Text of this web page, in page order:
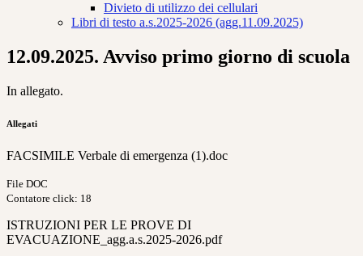
Divieto di utilizzo dei cellulari
Libri di testo a.s.2025-2026 (agg.11.09.2025)
12.09.2025. Avviso primo giorno di scuola
In allegato.
Allegati
FACSIMILE Verbale di emergenza (1).doc
File DOC
Contatore click: 18
ISTRUZIONI PER LE PROVE DI
EVACUAZIONE_agg.a.s.2025-2026.pdf